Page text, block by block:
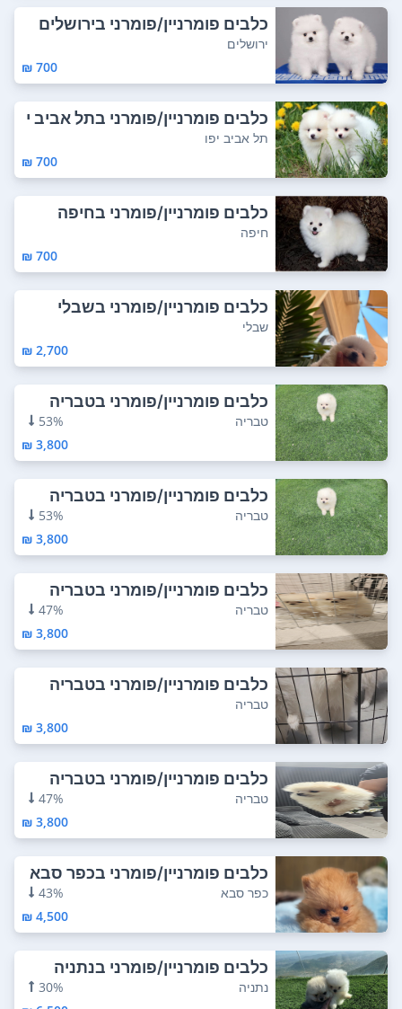
כלבים פומרניין/פומרני בירושלים
ירושלים
700 ₪
כלבים פומרניין/פומרני בתל אביב י
פו
תל אביב יפו
700 ₪
כלבים פומרניין/פומרני בחיפה
חיפה
700 ₪
כלבים פומרניין/פומרני בשבלי
שבלי
2,700 ₪
כלבים פומרניין/פומרני בטבריה
טבריה
53%
3,800 ₪
כלבים פומרניין/פומרני בטבריה
טבריה
53%
3,800 ₪
כלבים פומרניין/פומרני בטבריה
טבריה
47%
3,800 ₪
כלבים פומרניין/פומרני בטבריה
טבריה
3,800 ₪
כלבים פומרניין/פומרני בטבריה
טבריה
47%
3,800 ₪
כלבים פומרניין/פומרני בכפר סבא
כפר סבא
43%
4,500 ₪
כלבים פומרניין/פומרני בנתניה
נתניה
30%